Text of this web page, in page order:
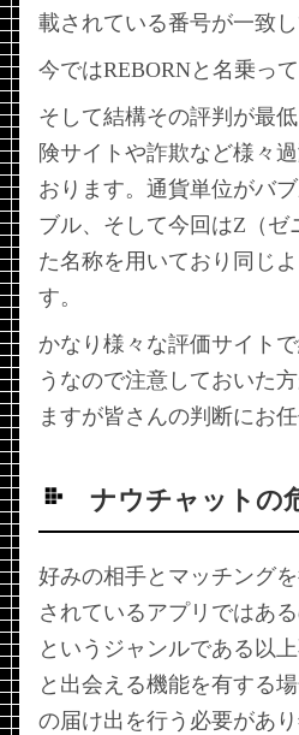
載されている番号が一致し
今ではREBORNと名乗っ
そして結構その評判が最
険サイトや詐欺など様々
おります。通貨単位がバ
ブル、そして今回はZ（ゼ
た名称を用いており同じ
す。
かなり様々な評価サイト
うなので注意しておいた
ますが皆さんの判断にお任
ナウチャットの
好みの相手とマッチング
されているアプリではあ
というジャンルである以
と出会える機能を有する
の届け出を行う必要があ